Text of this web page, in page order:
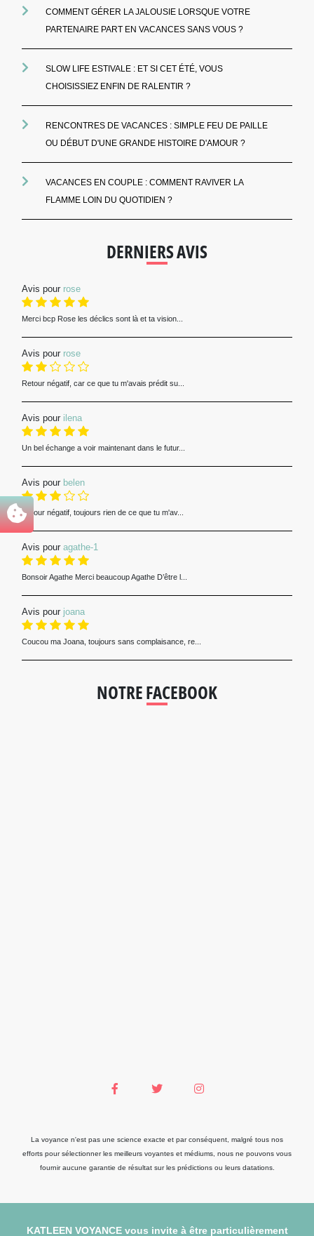
COMMENT GÉRER LA JALOUSIE LORSQUE VOTRE
PARTENAIRE PART EN VACANCES SANS VOUS ?
SLOW LIFE ESTIVALE : ET SI CET ÉTÉ, VOUS
CHOISISSIEZ ENFIN DE RALENTIR ?
RENCONTRES DE VACANCES : SIMPLE FEU DE PAILLE
OU DÉBUT D'UNE GRANDE HISTOIRE D'AMOUR ?
VACANCES EN COUPLE : COMMENT RAVIVER LA
FLAMME LOIN DU QUOTIDIEN ?
DERNIERS AVIS
Avis pour rose
Merci bcp Rose les déclics sont là et ta vision...
Avis pour rose
Retour négatif, car ce que tu m'avais prédit su...
Avis pour ilena
Un bel échange a voir maintenant dans le futur...
Avis pour belen
Retour négatif, toujours rien de ce que tu m'av...
Avis pour agathe-1
Bonsoir Agathe Merci beaucoup Agathe D’être l...
Avis pour joana
Coucou ma Joana, toujours sans complaisance, re...
NOTRE FACEBOOK
La voyance n'est pas une science exacte et par conséquent, malgré tous nos
efforts pour sélectionner les meilleurs voyantes et médiums, nous ne pouvons vous
fournir aucune garantie de résultat sur les prédictions ou leurs datations.
KATLEEN VOYANCE vous invite à être particulièrement